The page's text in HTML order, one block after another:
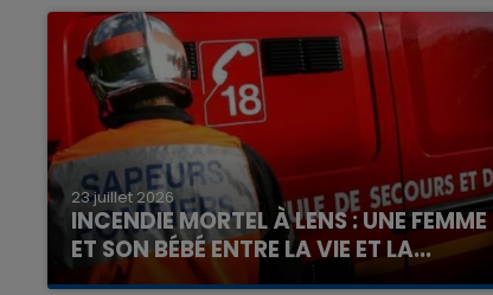
23 juillet 2026
INCENDIE MORTEL À LENS : UNE FEMME
ET SON BÉBÉ ENTRE LA VIE ET LA...
Un homme s'est immolé par le feu après